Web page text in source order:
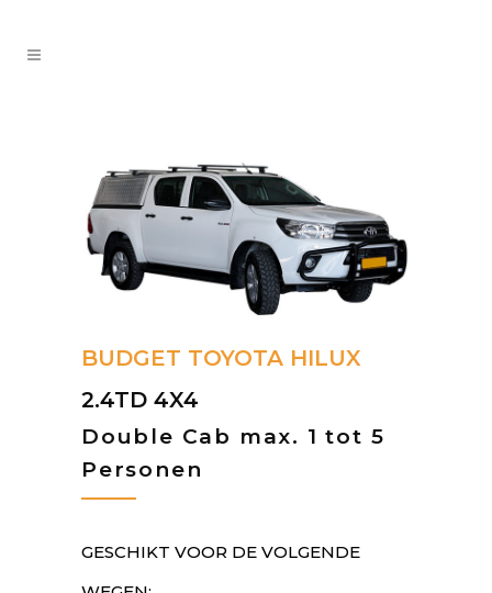
BUDGET TOYOTA HILUX
2.4TD 4X4
Double Cab max. 1 tot 5
Personen
GESCHIKT VOOR DE VOLGENDE